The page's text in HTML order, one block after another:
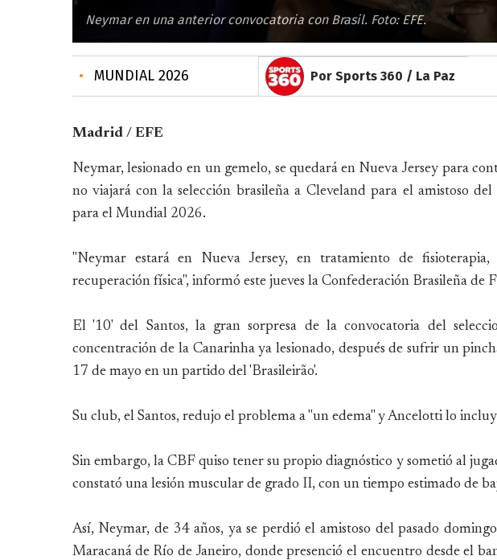
Neymar en una anterior convocatoria con Brasil. Foto: EFE.
• MUNDIAL 2026 Por Sports 360 / La Paz
Madrid / EFE
Neymar, lesionado en un gemelo, se quedará en Nueva Jersey para
no viajará con la selección brasileña a Cleveland para el amistoso
para el Mundial 2026.
"Neymar estará en Nueva Jersey, en tratamiento de
recuperación física", informó este jueves la Confederación Brasileña de
El '10' del Santos, la gran sorpresa de la convocatoria del
concentración de la Canarinha ya lesionado, después de sufrir un
17 de mayo en un partido del 'Brasileirão'.
Su club, el Santos, redujo el problema a "un edema" y Ancelotti lo
Sin embargo, la CBF quiso tener su propio diagnóstico y sometió al
constató una lesión muscular de grado II, con un tiempo estimado de
Así, Neymar, de 34 años, ya se perdió el amistoso del pasado
Maracaná de Río de Janeiro, donde presenció el encuentro desde el